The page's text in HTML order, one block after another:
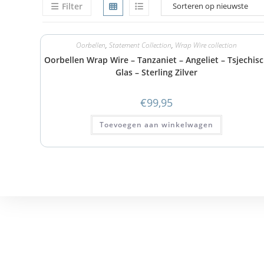
Filter
Oorbellen, Statement Collection, Wrap Wire collection
Oorbellen Wrap Wire – Tanzaniet – Angeliet –
Glas – Sterling Zilver
€99,95
Toevoegen aan winkelwagen